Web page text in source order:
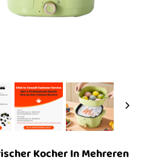
Kocher In Mehreren